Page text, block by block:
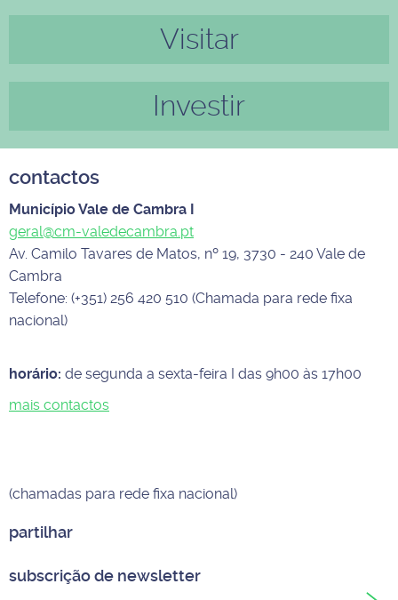
Visitar
Investir
contactos
Município Vale de Cambra I
geral@cm-valedecambra.pt
Av. Camilo Tavares de Matos, nº 19, 3730 - 240 Vale de
Cambra
Telefone: (+351) 256 420 510 (Chamada para rede fixa
nacional)
horário: de segunda a sexta-feira I das 9h00 às 17h00
mais contactos
(chamadas para rede fixa nacional)
partilhar
subscrição de newsletter